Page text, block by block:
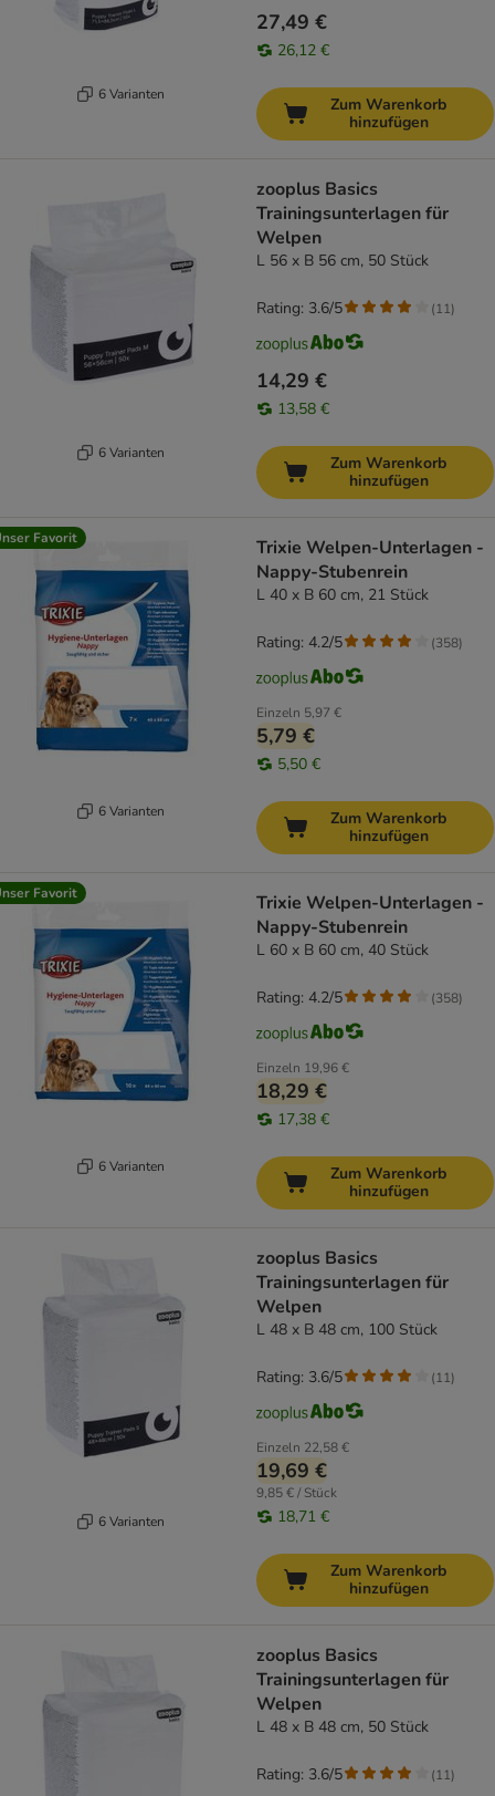
6 Varianten
27,49 €
26,12 €
Zum Warenkorb
hinzufügen
6 Varianten
zooplus Basics
Trainingsunterlagen für
Welpen
L 56 x B 56 cm, 50 Stück
14,29 €
13,58 €
Rating: 3.6/5 (11)
Zum Warenkorb
hinzufügen
Favorit
6 Varianten
Trixie Welpen-Unterlagen -
Nappy-Stubenrein
L 40 x B 60 cm, 21 Stück
Einzeln 5,97 €
5,79 €
5,50 €
Rating: 4.2/5 (358)
Zum Warenkorb
hinzufügen
Favorit
6 Varianten
Trixie Welpen-Unterlagen -
Nappy-Stubenrein
L 60 x B 60 cm, 40 Stück
Einzeln 19,96 €
18,29 €
17,38 €
Rating: 4.2/5 (358)
Zum Warenkorb
hinzufügen
6 Varianten
zooplus Basics
Trainingsunterlagen für
Welpen
L 48 x B 48 cm, 100 Stück
Einzeln 22,58 €
19,69 €
9,85 € / Stück
18,71 €
Rating: 3.6/5 (11)
Zum Warenkorb
hinzufügen
zooplus Basics
Trainingsunterlagen für
Welpen
L 48 x B 48 cm, 50 Stück
Rating: 3.6/5 (11)